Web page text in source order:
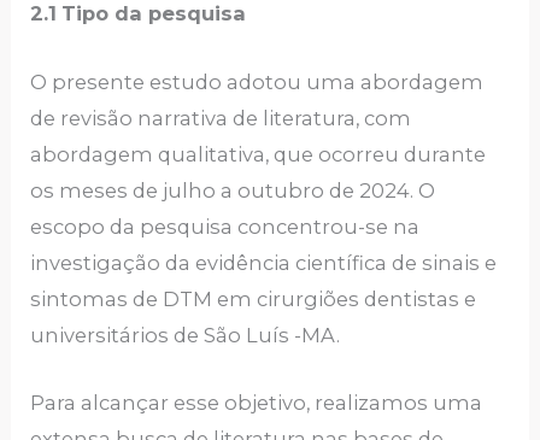
2.1 Tipo da pesquisa
O presente estudo adotou uma abordagem
de revisão narrativa de literatura, com
abordagem qualitativa, que ocorreu durante
os meses de julho a outubro de 2024. O
escopo da pesquisa concentrou-se na
investigação da evidência científica de sinais e
sintomas de DTM em cirurgiões dentistas e
universitários de São Luís -MA.
Para alcançar esse objetivo, realizamos uma